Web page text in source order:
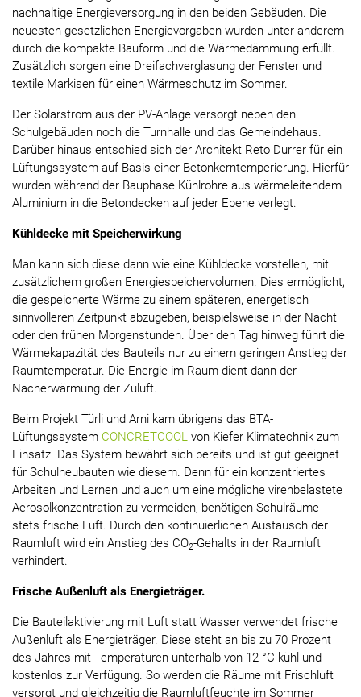
nachhaltige Energieversorgung in den beiden Gebäuden. Die
neuesten gesetzlichen Energievorgaben wurden unter anderem
durch die kompakte Bauform und die Wärmedämmung erfüllt.
Zusätzlich sorgen eine Dreifachverglasung der Fenster und
textile Markisen für einen Wärmeschutz im Sommer.
Der Solarstrom aus der PV-Anlage versorgt neben den
Schulgebäuden noch die Turnhalle und das Gemeindehaus.
Darüber hinaus entschied sich der Architekt Reto Durrer für ein
Lüftungssystem auf Basis einer Betonkerntemperierung. Hierfür
wurden während der Bauphase Kühlrohre aus wärmeleitendem
Aluminium in die Betondecken auf jeder Ebene verlegt.
Kühldecke mit Speicherwirkung
Man kann sich diese dann wie eine Kühldecke vorstellen, mit
zusätzlichem großen Energiespeichervolumen. Dies ermöglicht,
die gespeicherte Wärme zu einem späteren, energetisch
sinnvolleren Zeitpunkt abzugeben, beispielsweise in der Nacht
oder den frühen Morgenstunden. Über den Tag hinweg führt die
Wärmekapazität des Bauteils nur zu einem geringen Anstieg der
Raumtemperatur. Die Energie im Raum dient dann der
Nacherwärmung der Zuluft.
Beim Projekt Türli und Arni kam übrigens das BTA-
Lüftungssystem CONCRETCOOL von Kiefer Klimatechnik zum
Einsatz. Das System bewährt sich bereits und ist gut geeignet
für Schulneubauten wie diesem. Denn für ein konzentriertes
Arbeiten und Lernen und auch um eine mögliche virenbelastete
Aerosolkonzentration zu vermeiden, benötigen Schulräume
stets frische Luft. Durch den kontinuierlichen Austausch der
Raumluft wird ein Anstieg des CO2-Gehalts in der Raumluft
verhindert.
Frische Außenluft als Energieträger.
Die Bauteilaktivierung mit Luft statt Wasser verwendet frische
Außenluft als Energieträger. Diese steht an bis zu 70 Prozent
des Jahres mit Temperaturen unterhalb von 12 °C kühl und
kostenlos zur Verfügung. So werden die Räume mit Frischluft
versorgt und gleichzeitig die Raumluftfeuchte im Sommer